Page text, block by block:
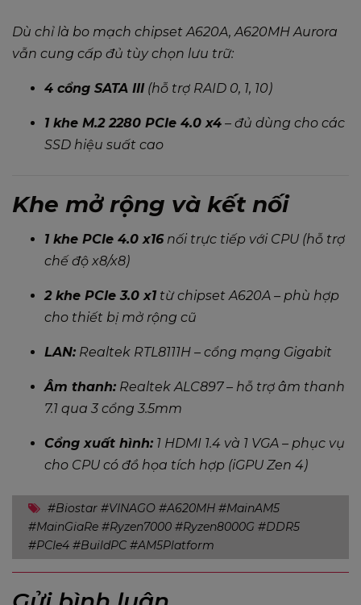
Dù chỉ là bo mạch chipset A620A, A620MH Aurora
vẫn cung cấp đủ tùy chọn lưu trữ:
4 cổng SATA III(hỗ trợ RAID 0, 1, 10)
1 khe M.2 2280 PCIe 4.0 x4 – đủ dùng cho các
SSD hiệu suất cao
Khe mở rộng và kết nối
1 khe PCIe 4.0 x16nối trực tiếp với CPU (hỗ trợ
chế độ x8/x8)
2 khe PCIe 3.0 x1từ chipset A620A – phù hợp
cho thiết bị mở rộng cũ
LAN: Realtek RTL8111H – cổng mạng Gigabit
Âm thanh: Realtek ALC897 – hỗ trợ âm thanh
7.1 qua 3 cổng 3.5mm
Cổng xuất hình: 1 HDMI 1.4 và 1 VGA – phục vụ
cho CPU có đồ họa tích hợp (iGPU Zen 4)
#Biostar #VINAGO #A620MH #MainAM5
#MainGiaRe #Ryzen7000 #Ryzen8000G #DDR5
#PCIe4 #BuildPC #AM5Platform